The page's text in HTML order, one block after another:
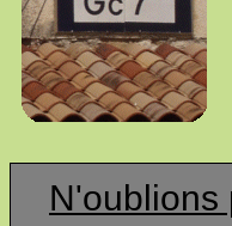
N'oublions